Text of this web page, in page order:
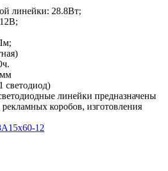
линейки: 28.8Вт;
светодиод)
линейки предназначены
коробов, изготовления
12